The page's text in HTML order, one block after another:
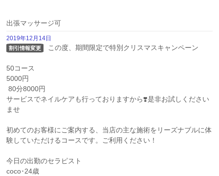
出張マッサージ可
2019年12月14日
割引情報変更 この度、期間限定で特別クリスマスキャンペーン
50コース
5000円
サービスでネイルケアも行っておりますから❣️是非お試しください
ませ
初めてのお客様にご案内する、当店の主な施術をリーズナブルに体
験していただけるコースです。ご利用ください！
今日の出勤のセラピスト
coco･24歳